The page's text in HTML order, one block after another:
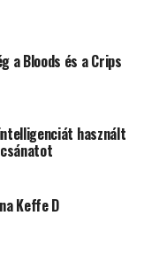
a Bloods és a Crips
használt
Keffe D